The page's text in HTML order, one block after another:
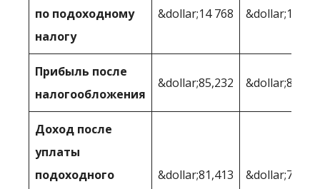
по подоходному
налогу
&dollar;14 768
Прибыль после
налогообложения
&dollar;85,232 &dollar;80
Доход после
уплаты
подоходного
&dollar;81,413